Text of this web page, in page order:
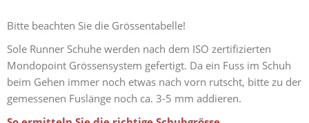
Bitte beachten Sie die Grössentabelle!
Sole Runner Schuhe werden nach dem ISO zertifizierten
Mondopoint Grössensystem gefertigt. Da ein Fuss im Schuh
beim Gehen immer noch etwas nach vorn rutscht, bitte zu der
gemessenen Fuslänge noch ca. 3-5 mm addieren.